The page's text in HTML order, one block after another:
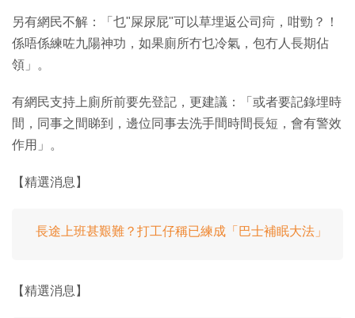
另有網民不解：「乜"屎尿屁"可以草埋返公司疴，咁勁？！
係唔係練咗九陽神功，如果廁所冇乜冷氣，包冇人長期佔
領」。
有網民支持上廁所前要先登記，更建議：「或者要記錄埋時
間，同事之間睇到，邊位同事去洗手間時間長短，會有警效
作用」。
【精選消息】
長途上班甚艱難？打工仔稱已練成「巴士補眠大法」
【精選消息】